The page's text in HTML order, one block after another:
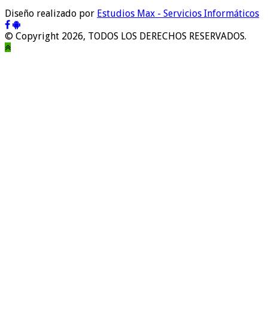
Diseño realizado por Estudios Max - Servicios Informáticos
© Copyright 2026, TODOS LOS DERECHOS RESERVADOS.